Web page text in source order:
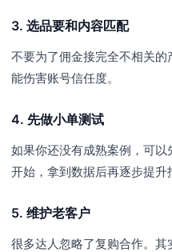
3. 选品要和内容匹配
不要为了佣金接完全不相关
能伤害账号信任度。
4. 先做小单测试
如果你还没有成熟案例，可
开始，拿到数据后再逐步提升
5. 维护老客户
很多达人忽略了复购合作。